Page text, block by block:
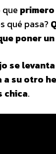
qué pasa?
poner
se
a su otro
chica.